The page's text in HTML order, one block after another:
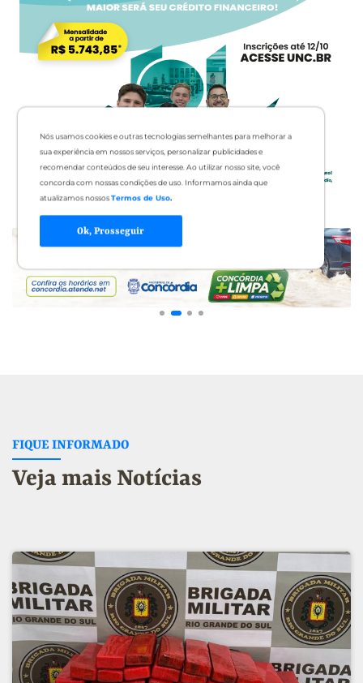
Nós usamos cookies e outras tecnologias semelhantes para melhorar a
sua experiência em nossos serviços, personalizar publicidades e
recomendar conteúdos de seu interesse. Ao utilizar nosso site, você
concorda com nossas condições de uso. Informamos ainda que
atualizamos nossosTermos de Uso.
Ok, Prosseguir
FIQUE INFORMADO
Veja mais Notícias